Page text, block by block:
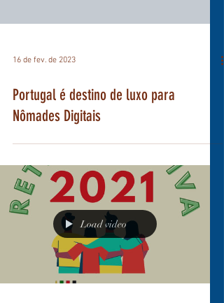
Portugal é destino de luxo para
Nômades Digitais